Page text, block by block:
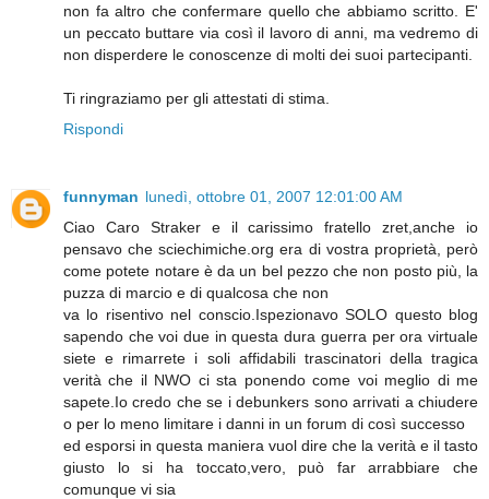
non fa altro che confermare quello che abbiamo scritto. E'
un peccato buttare via così il lavoro di anni, ma vedremo di
non disperdere le conoscenze di molti dei suoi partecipanti.
Ti ringraziamo per gli attestati di stima.
Rispondi
funnyman lunedì, ottobre 01, 2007 12:01:00 AM
Ciao Caro Straker e il carissimo fratello zret,anche io
pensavo che sciechimiche.org era di vostra proprietà, però
come potete notare è da un bel pezzo che non posto più, la
puzza di marcio e di qualcosa che non
va lo risentivo nel conscio.Ispezionavo SOLO questo blog
sapendo che voi due in questa dura guerra per ora virtuale
siete e rimarrete i soli affidabili trascinatori della tragica
verità che il NWO ci sta ponendo come voi meglio di me
sapete.Io credo che se i debunkers sono arrivati a chiudere
o per lo meno limitare i danni in un forum di così successo
ed esporsi in questa maniera vuol dire che la verità e il tasto
giusto lo si ha toccato,vero, può far arrabbiare che
comunque vi sia